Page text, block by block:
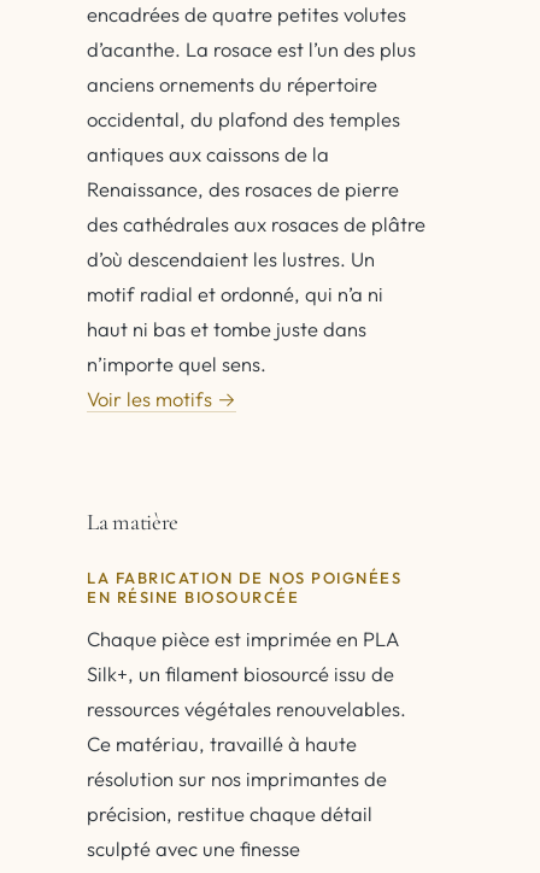
encadrées de quatre petites volutes
d’acanthe. La rosace est l’un des plus
anciens ornements du répertoire
occidental, du plafond des temples
antiques aux caissons de la
Renaissance, des rosaces de pierre
des cathédrales aux rosaces de plâtre
d’où descendaient les lustres. Un
motif radial et ordonné, qui n’a ni
haut ni bas et tombe juste dans
n’importe quel sens.
Voir les motifs →
La matière
LA FABRICATION DE NOS POIGNÉES
EN RÉSINE BIOSOURCÉE
Chaque pièce est imprimée en PLA
Silk+, un filament biosourcé issu de
ressources végétales renouvelables.
Ce matériau, travaillé à haute
résolution sur nos imprimantes de
précision, restitue chaque détail
sculpté avec une finesse